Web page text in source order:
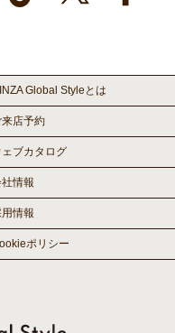
Global Styleとは
来店予約
ェブカタログ
情報
情報
ポリシー